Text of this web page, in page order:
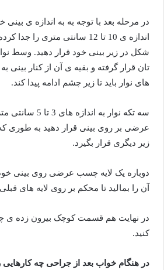
در مرحله بعد با توجه به به اندازه ی
شکل در زیر بینی خود قرار دهید. وسط
تان قرار گرفته و بقیه ی آن از کنار بینی
های نوار باید تا زیر چشم ادامه پیدا کند.
سه تکه نوار به
عرضی بر روی بینی قرار دهید به طوری
زیر دیگری قرار بگیرد.
دوباره یک لایه چسب عرضی روی بینی خود
آن را بمالید تا محکم بر روی لایه های
در نهایت هم قسمت کوچک بیرون زده ی
کنید.
در هنگام خواب بعد از جراحی چه کارهایی